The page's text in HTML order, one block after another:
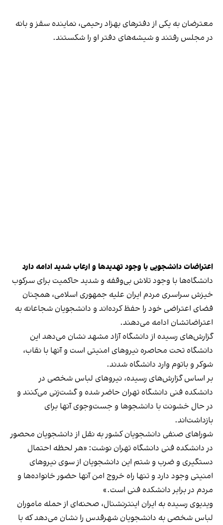
معترضان به یکی از دفترهای بهزاد رحیمی، نماینده سقز و بانه
در مجلس رفتند و شیشه‌های دفتر او را شکستند.
اعتراضات دانشجویی با وجود تهدیدها و ارعاب شدید ادامه دارد
دانشگاه‌ها با وجود تلاش بی‌وقفه و شدید حاکمیت برای سرکوب
خیزش سراسری مردم ایران علیه جمهوری اسلامی، همچنان
فضای اعتراضی خود را حفظ کرده‌اند و دانشجویان شجاعانه به
اعتراضاتشان ادامه می‌دهند.
گزارش‌های رسیده از دانشگاه آزاد مشهد نشان می‌دهد این
دانشگاه تحت محاصره‌ نیروهای امنیتی است و آنها با نقاب،
شوکر و باتوم وارد دانشگاه شدند.
بر اساس گزارش‌های رسیده، نیروهای لباس شخصی در
دانشکده فنی دانشگاه تهران حاضر شده و گشت‌زنی می‌کنند و
در حال خشونت با دانشجوها و جست‌وجوی آنها برای
بازداشت‌اند.
شوراهای صنفی دانشجویان کشور به نقل از دانشجویان محصور
در دانشکده فنی دانشگاه تهران نوشت: «هر لحظه احتمال
دستگیری و ضرب و شتم این دانشجویان از سوی نیروهای
امنیتی وجود دارد و تنها راه خروج امن آنها حضور خانواده‌ها و
مردم در برابر دانشکده فنی است.»
ویدیوی رسیده به ایران اینترنشنال، صحنه‌ای از حمله ماموران
لباس شخصی به دانشجویان شهرقدس را نشان می‌دهد که با